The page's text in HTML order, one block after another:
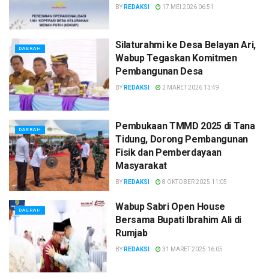
BY REDAKSI 17 MEI 2026 06:51
DAERAH
Silaturahmi ke Desa Belayan Ari,
Wabup Tegaskan Komitmen
Pembangunan Desa
BY REDAKSI 2 MARET 2026 13:49
DAERAH
Pembukaan TMMD 2025 di Tana
Tidung, Dorong Pembangunan
Fisik dan Pemberdayaan
Masyarakat
BY REDAKSI 8 OKTOBER 2025 11:05
DAERAH
Wabup Sabri Open House
Bersama Bupati Ibrahim Ali di
Rumjab
BY REDAKSI 31 MARET 2025 16:05